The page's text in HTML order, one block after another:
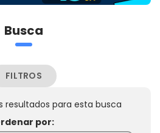
Busca
FILTROS
resultados para esta busca
por: